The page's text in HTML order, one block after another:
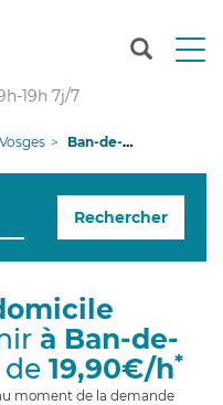
T
n
g
19h 7j/7
Vosges Ban-de-Laveline
Rechercher
à Ban-de-
19,90€/h*
moment de la demande